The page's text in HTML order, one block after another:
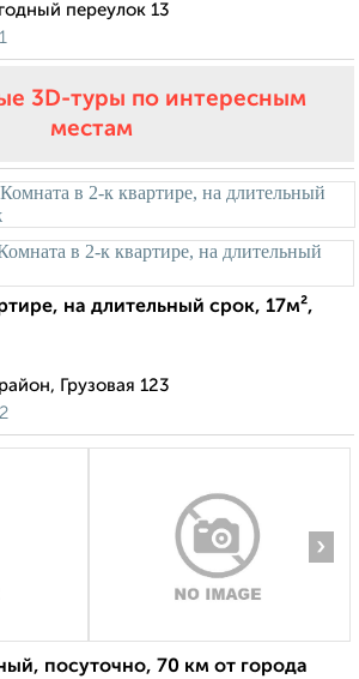
переулок 13
3D-туры по интересным
местам
на длительный срок, 17м²,
Грузовая 123
›
посуточно, 70 км от города